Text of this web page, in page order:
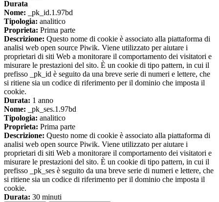
Durata
Nome: _pk_id.1.97bd
Tipologia: analitico
Proprieta: Prima parte
Descrizione: Questo nome di cookie è associato alla piattaforma di
analisi web open source Piwik. Viene utilizzato per aiutare i
proprietari di siti Web a monitorare il comportamento dei visitatori e
misurare le prestazioni del sito. È un cookie di tipo pattern, in cui il
prefisso _pk_id è seguito da una breve serie di numeri e lettere, che
si ritiene sia un codice di riferimento per il dominio che imposta il
cookie.
Durata: 1 anno
Nome: _pk_ses.1.97bd
Tipologia: analitico
Proprieta: Prima parte
Descrizione: Questo nome di cookie è associato alla piattaforma di
analisi web open source Piwik. Viene utilizzato per aiutare i
proprietari di siti Web a monitorare il comportamento dei visitatori e
misurare le prestazioni del sito. È un cookie di tipo pattern, in cui il
prefisso _pk_ses è seguito da una breve serie di numeri e lettere, che
si ritiene sia un codice di riferimento per il dominio che imposta il
cookie.
Durata: 30 minuti